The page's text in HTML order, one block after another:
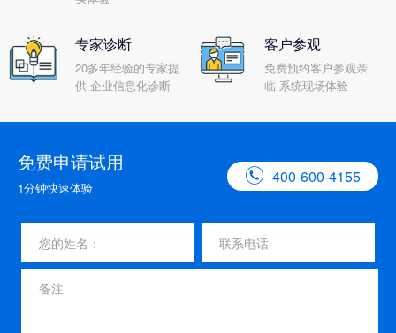
专家诊断
20多年经验的专家提
供 企业信息化诊断
客户参观
免费预约客户参观亲
临 系统现场体验
免费申请试用
1分钟快速体验
 400-600-4155